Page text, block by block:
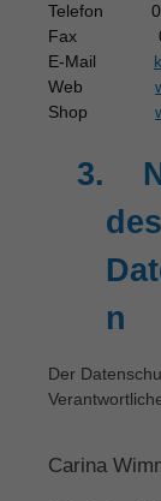
Telefon
Fax
E-Mail
Web
Shop
3.
des
n
Der
Carina